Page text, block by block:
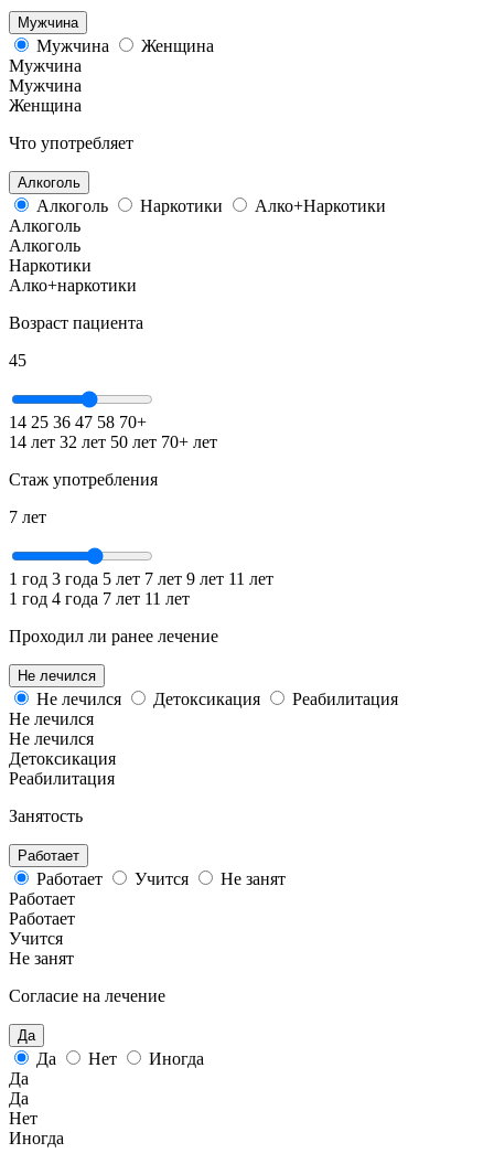
Мужчина
Мужчина
Женщина
Мужчина
Мужчина
Женщина
Что употребляет
Алкоголь
Алкоголь Наркотики
Алко+Наркотики
Алкоголь
Алкоголь
Наркотики
Алко+наркотики
Возраст пациента
45
14 25 36 47 58 70+
14 лет 32 лет 50 лет 70+ лет
Стаж употребления
7 лет
1 год 3 года 5 лет 7 лет 9 лет 11 лет
1 год 4 года 7 лет 11 лет
Проходил ли ранее лечение
Не лечился
Не лечился Детоксикация
Реабилитация
Не лечился
Не лечился
Детоксикация
Реабилитация
Занятость
Работает
Работает Учится
Не занят
Работает
Работает
Учится
Не занят
Согласие на лечение
Да
Да Нет
Иногда
Да
Да
Нет
Иногда